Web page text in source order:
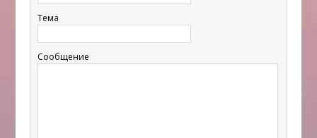
Тема
Сообщение